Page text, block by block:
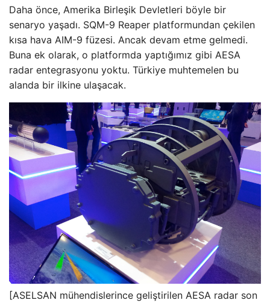
Daha önce, Amerika Birleşik Devletleri böyle bir
senaryo yaşadı. SQM-9 Reaper platformundan çekilen
kısa hava AIM-9 füzesi. Ancak devam etme gelmedi.
Buna ek olarak, o platformda yaptığımız gibi AESA
radar entegrasyonu yoktu. Türkiye muhtemelen bu
alanda bir ilkine ulaşacak.
[ASELSAN mühendislerince geliştirilen AESA radar son